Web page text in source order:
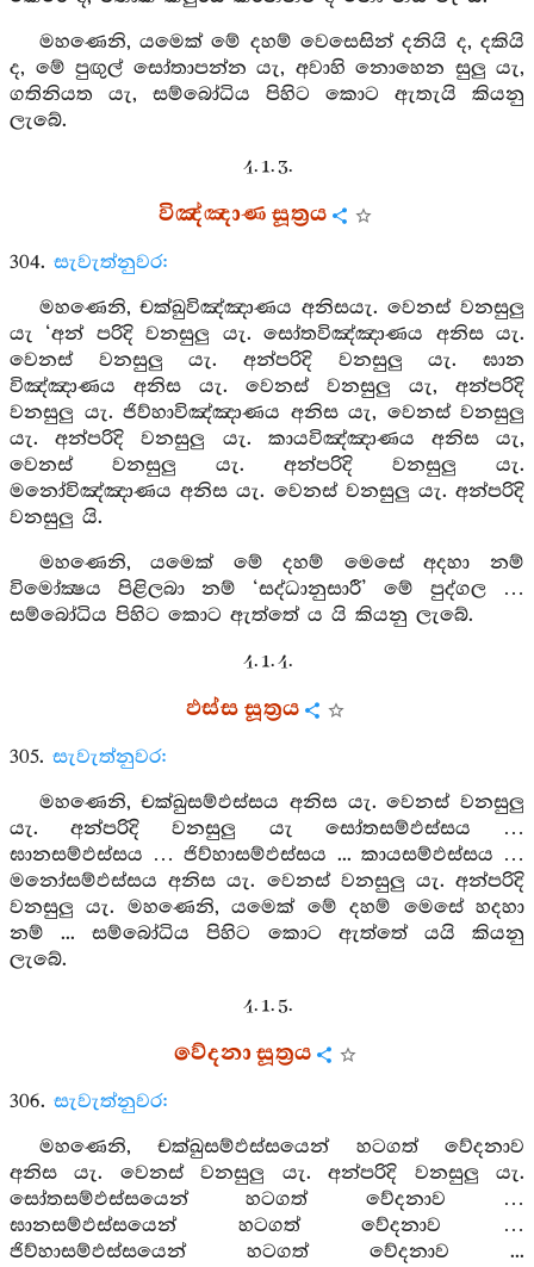
මහණෙනි, යමෙක් මේ දහම් වෙසෙසින් දනියි ද, දකියි
ද, මේ පුඟුල් සෝතාපන්න යැ, අවාහි නොහෙන සුලු යැ,
ගතිනියත යැ, සම්බෝධිය පිහිට කොට ඇතැයි කියනු
ලැබේ.
4. 1. 3.
විඤ්ඤාණ සූත්‍රය
304. සැවැත්නුවර:
මහණෙනි, චක්ඛුවිඤ්ඤාණය අනිසයැ. වෙනස් වනසුලු
යැ ‘අන් පරිදි වනසුලු යැ. සෝතවිඤ්ඤාණය අනිස යැ.
වෙනස් වනසුලු යැ. අන්පරිදි වනසුලු යැ. ඝාන
විඤ්ඤාණය අනිස යැ. වෙනස් වනසුලු යැ, අන්පරිදි
වනසුලු යැ. ජිව්හාවිඤ්ඤාණය අනිස යැ, වෙනස් වනසුලු
යැ. අන්පරිදි වනසුලු යැ. කායවිඤ්ඤාණය අනිස යැ,
වෙනස් වනසුලු යැ. අන්පරිදි වනසුලු යැ.
මනෝවිඤ්ඤාණය අනිස යැ. වෙනස් වනසුලු යැ. අන්පරිදි
වනසුලු යි.
මහණෙනි, යමෙක් මේ දහම් මෙසේ අදහා නම්
විමෝක්‍ෂය පිළිලබා නම් ‘සද්ධානුසාරී’ මේ පුද්ගල …
සම්බෝධිය පිහිට කොට ඇත්තේ ය යි කියනු ලැබේ.
4. 1. 4.
ඵස්ස සූත්‍රය
305. සැවැත්නුවර:
මහණෙනි, චක්ඛුසම්ඵස්සය අනිස යැ. වෙනස් වනසුලු
යැ. අන්පරිදි වනසුලු යැ සෝතසම්ඵස්සය …
ඝානසම්ඵස්සය … ජිව්හාසම්ඵස්සය ... කායසම්ඵස්සය …
මනෝසම්ඵස්සය අනිස යැ. වෙනස් වනසුලු යැ. අන්පරිදි
වනසුලු යැ. මහණෙනි, යමෙක් මේ දහම් මෙසේ හදහා
නම් ... සම්බෝධිය පිහිට කොට ඇත්තේ යයි කියනු
ලැබේ.
4. 1. 5.
වේදනා සූත්‍රය
306. සැවැත්නුවර:
මහණෙනි, චක්ඛුසම්ඵස්සයෙන් හටගත් වේදනාව
අනිස යැ. වෙනස් වනසුලු යැ. අන්පරිදි වනසුලු යැ.
සෝතසම්ඵස්සයෙන් හටගත් වේදනාව …
ඝානසම්ඵස්සයෙන් හටගත් වේදනාව …
ජිව්හාසම්ඵස්සයෙන් හටගත් වේදනාව ...